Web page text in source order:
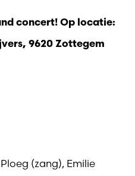
concert! Op locatie:
9620 Zottegem
(zang), Emilie